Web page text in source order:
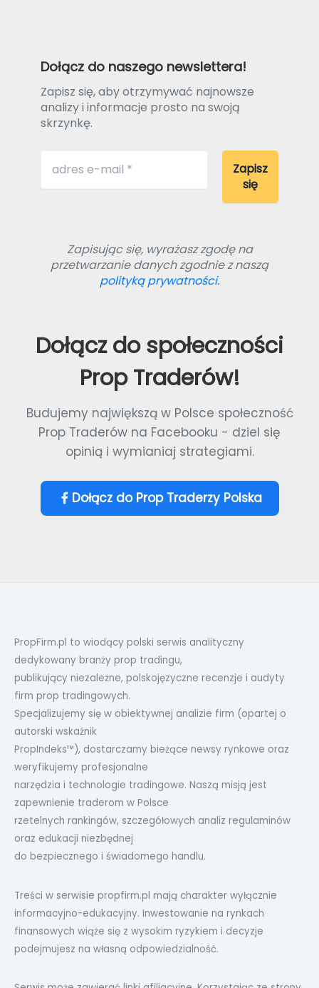
Dołącz do naszego newslettera!
Zapisz się, aby otrzymywać najnowsze
analizy i informacje prosto na swoją
skrzynkę.
Zapisując się, wyrażasz zgodę na
przetwarzanie danych zgodnie z naszą
polityką prywatności.
Dołącz do społeczności
Prop Traderów!
Budujemy największą w Polsce społeczność
Prop Traderów na Facebooku - dziel się
opinią i wymianiaj strategiami.
Dołącz do Prop Traderzy Polska
PropFirm.pl to wiodący polski serwis analityczny
dedykowany branży prop tradingu,
publikujący niezależne, polskojęzyczne recenzje i audyty
firm prop tradingowych.
Specjalizujemy się w obiektywnej analizie firm (opartej o
autorski wskaźnik
PropIndeks™), dostarczamy bieżące newsy rynkowe oraz
weryfikujemy profesjonalne
narzędzia i technologie tradingowe. Naszą misją jest
zapewnienie traderom w Polsce
rzetelnych rankingów, szczegółowych analiz regulaminów
oraz edukacji niezbędnej
do bezpiecznego i świadomego handlu.
Treści w serwisie propfirm.pl mają charakter wyłącznie
informacyjno-edukacyjny. Inwestowanie na rynkach
finansowych wiąże się z wysokim ryzykiem i decyzje
podejmujesz na własną odpowiedzialność.